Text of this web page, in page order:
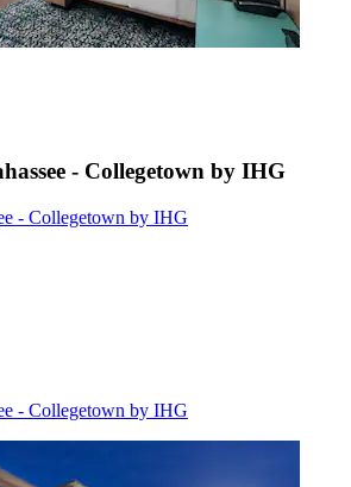
- Collegetown by IHG
- Collegetown by IHG
- Collegetown by IHG